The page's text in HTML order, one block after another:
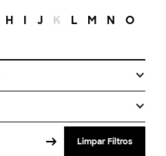
H I J K L M N O
Limpar Filtros